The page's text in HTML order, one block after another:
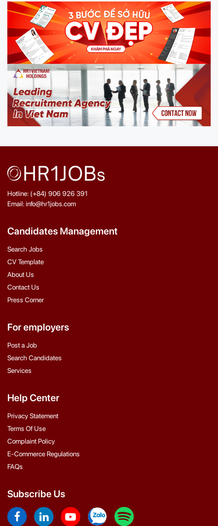
Hotline: (+84) 906 926 391
Email: info@hr1jobs.com
Candidates Management
Search Jobs
CV Template
About Us
Contact Us
Press Corner
For employers
Post a Job
Search Candidates
Services
Help Center
Privacy Statement
Terms Of Use
Complaint Policy
E-Commerce Regulations
FAQs
Subscribe Us